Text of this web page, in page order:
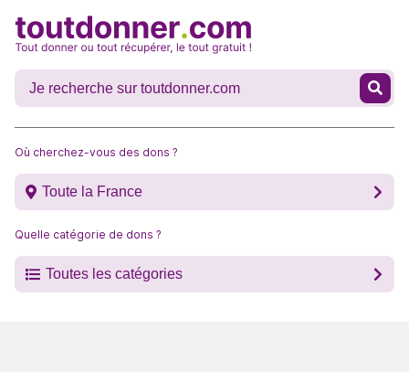
Où cherchez-vous des dons ?
Toute la France
Quelle catégorie de dons ?
Toutes les catégories